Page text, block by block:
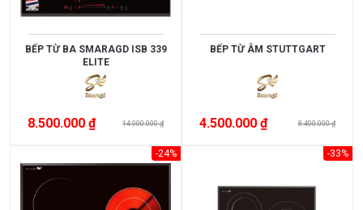
MỨC
3.000.000
5.000.000
BẾP TỪ BA SMARAGD ISB 339
ELITE
8.500.000 ₫ 14.000.000 ₫
BẾP TỪ ÂM STUTTGART
4.500.000 ₫ 8.400.000 ₫
-24% -33%